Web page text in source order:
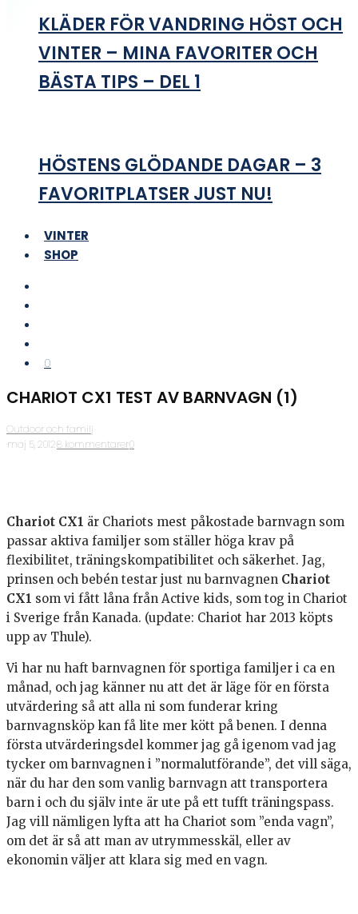
KLÄDER FÖR VANDRING HÖST OCH
VINTER – MINA FAVORITER OCH
BÄSTA TIPS – DEL 1
HÖSTENS GLÖDANDE DAGAR – 3
FAVORITPLATSER JUST NU!
VINTER
SHOP
0
CHARIOT CX1 TEST AV BARNVAGN (1)
Outdoor och familj
·maj 5, 2012·8 kommentarer·0
Chariot CX1 är Chariots mest påkostade barnvagn som
passar aktiva familjer som ställer höga krav på
flexibilitet, träningskompatibilitet och säkerhet. Jag,
prinsen och bebén testar just nu barnvagnen Chariot
CX1 som vi fått låna från Active kids, som tog in Chariot
i Sverige från Kanada. (update: Chariot har 2013 köpts
upp av Thule).
Vi har nu haft barnvagnen för sportiga familjer i ca en
månad, och jag känner nu att det är läge för en första
utvärdering så att alla ni som funderar kring
barnvagnsköp kan få lite mer kött på benen. I denna
första utvärderingsdel kommer jag gå igenom vad jag
tycker om barnvagnen i ”normalutförande”, det vill säga,
när du har den som vanlig barnvagn att transportera
barn i och du själv inte är ute på ett tufft träningspass.
Jag vill nämligen lyfta att ha Chariot som ”enda vagn”,
om det är så att man av utrymmesskäl, eller av
ekonomin väljer att klara sig med en vagn.